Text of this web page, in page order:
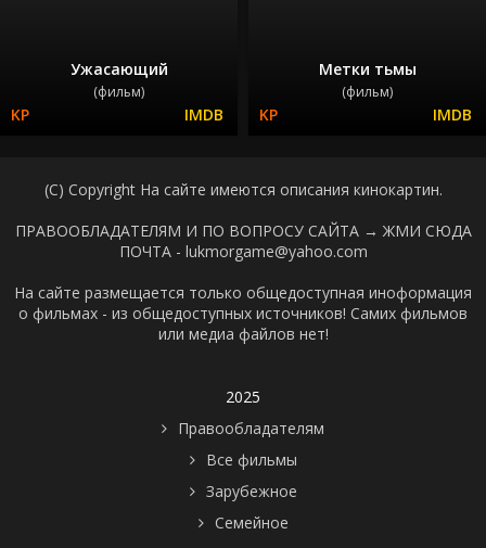
Ужасающий
(фильм)
Метки тьмы
(фильм)
(C) Copyright На сайте имеются описания кинокартин.
ПРАВООБЛАДАТЕЛЯМ И ПО ВОПРОСУ САЙТА → ЖМИ СЮДА
ПОЧТА - lukmorgame@yahoo.com
На сайте размещается только общедоступная иноформация
о фильмах - из общедоступных источников! Самих фильмов
или медиа файлов нет!
2025
Правообладателям
Все фильмы
Зарубежное
Семейное